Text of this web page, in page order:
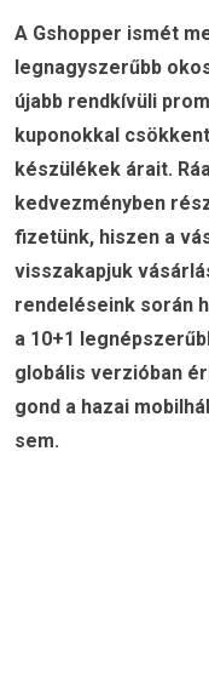
A Gshopper ismét
legnagyszerűbb
újabb rendkívüli
kuponokkal
készülékek árait.
kedvezményben
fizetünk, hiszen a
visszakapjuk
rendeléseink során
a 10+1
globális verzióban
gond a hazai
sem.